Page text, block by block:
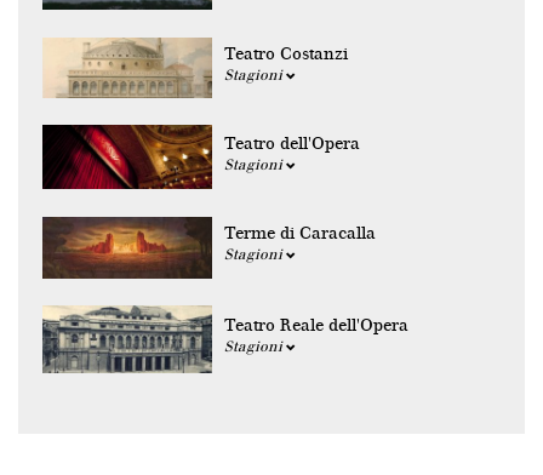
Teatro Costanzi
Stagioni
Teatro dell'Opera
Stagioni
Terme di Caracalla
Stagioni
Teatro Reale dell'Opera
Stagioni